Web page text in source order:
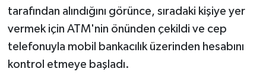
tarafından alındığını görünce, sıradaki kişiye yer
vermek için ATM'nin önünden çekildi ve cep
telefonuyla mobil bankacılık üzerinden hesabını
kontrol etmeye başladı.